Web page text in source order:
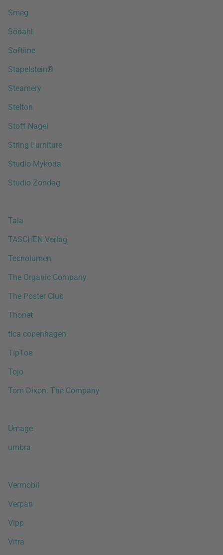
Smeg
Södahl
Softline
Stapelstein®
Steamery
Stelton
Stoff Nagel
String Furniture
Studio Mykoda
Studio Zondag
Tala
TASCHEN Verlag
Tecnolumen
The Organic Company
The Poster Club
Thonet
tica copenhagen
TipToe
Tojo
Tom Dixon. The Company
Umage
umbra
Vermobil
Verpan
Vipp
Vitra